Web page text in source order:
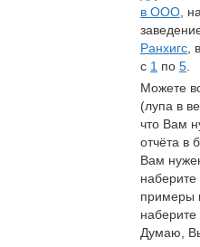
в ООО ,
Ранхигс ,
с 1 по 5
Можете
(лупа в
что Вам
отчёта в
Вам
примеры
наберите
Думаю,